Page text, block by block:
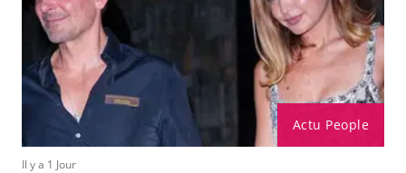
Actu People
Il y a 1 Jour